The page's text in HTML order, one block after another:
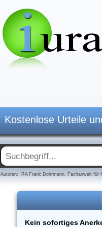
Kostenlose Urteile
Autoren: RA Frank Dohrmann, Fachanwalt
Kein sofortiges